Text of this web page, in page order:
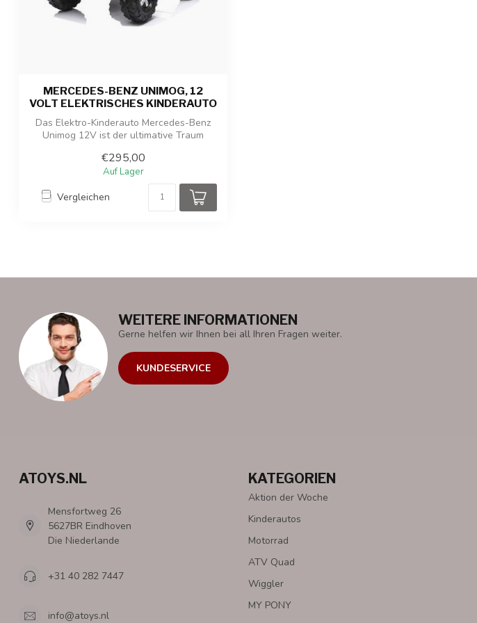
Produktabmessungen
MERCEDES-BENZ UNIMOG, 12
VOLT ELEKTRISCHES KINDERAUTO
Das Elektro-Kinderauto Mercedes-Benz
Unimog 12V ist der ultimative Traum
€295,00
Auf Lager
Vergleichen
WEITERE INFORMATIONEN
Gerne helfen wir Ihnen bei all Ihren Fragen weiter.
KUNDESERVICE
ATOYS.NL
Mensfortweg 26
5627BR Eindhoven
Die Niederlande
+31 40 282 7447
info@atoys.nl
KATEGORIEN
Aktion der Woche
Kinderautos
Motorrad
ATV Quad
Wiggler
MY PONY